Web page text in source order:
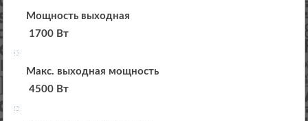
Мощность выходная
1700 Вт
Макс. выходная мощность
4500 Вт